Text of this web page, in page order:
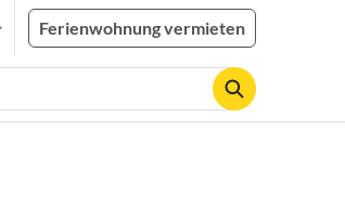
Ferienwohnung vermieten